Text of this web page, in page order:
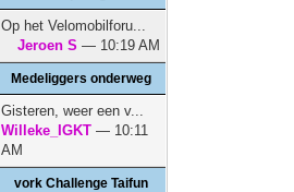
Op het Velomobilforu...
Jeroen S — 10:19 AM
Medeliggers onderweg
Gisteren, weer een v...
Willeke_IGKT — 10:11
AM
vork Challenge Taifun